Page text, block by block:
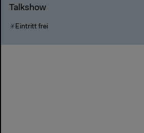
Talkshow
Eintritt frei